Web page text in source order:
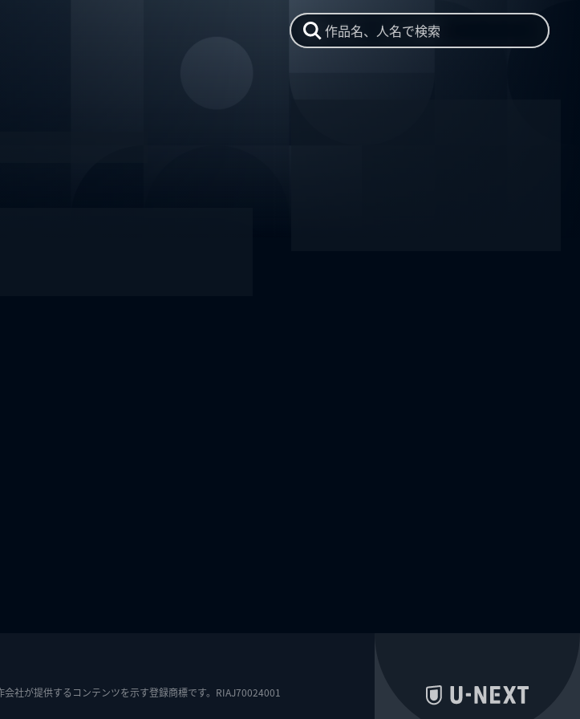
作品名、人名で検索
社が提供するコンテンツを示す登録商標です。RIAJ70024001